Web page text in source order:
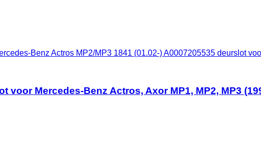
Benz Actros MP2/MP3 1841 (01.02-) A0007205535 deurslot
voor Mercedes-Benz Actros, Axor MP1, MP2, MP3